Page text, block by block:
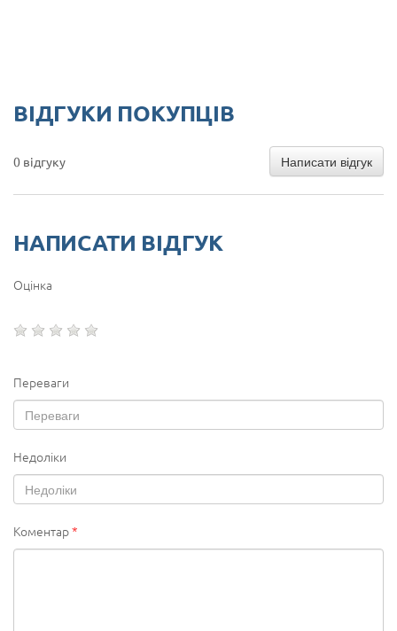
ВІДГУКИ ПОКУПЦІВ
0 відгуку Написати відгук
НАПИСАТИ ВІДГУК
Оцінка
Переваги
Недоліки
Коментар*